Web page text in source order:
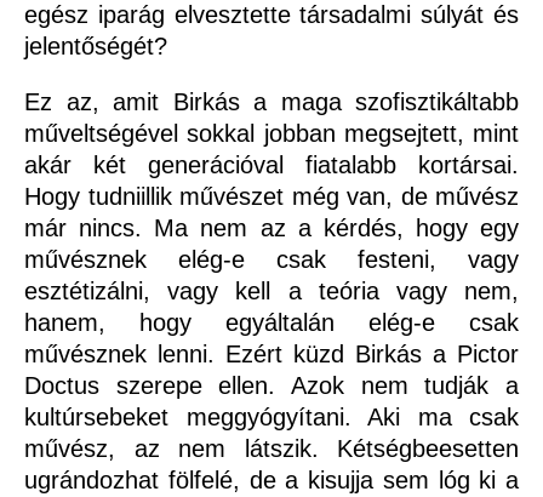
egész iparág elvesztette társadalmi súlyát és
jelentőségét?
Ez az, amit Birkás a maga szofisztikáltabb
műveltségével sokkal jobban megsejtett, mint
akár két generációval fiatalabb kortársai.
Hogy tudniillik művészet még van, de művész
már nincs. Ma nem az a kérdés, hogy egy
művésznek elég-e csak festeni, vagy
esztétizálni, vagy kell a teória vagy nem,
hanem, hogy egyáltalán elég-e csak
művésznek lenni. Ezért küzd Birkás a Pictor
Doctus szerepe ellen. Azok nem tudják a
kultúrsebeket meggyógyítani. Aki ma csak
művész, az nem látszik. Kétségbeesetten
ugrándozhat fölfelé, de a kisujja sem lóg ki a